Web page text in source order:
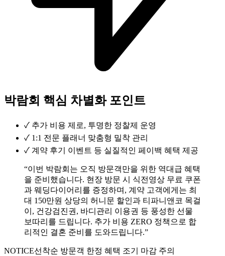
박람회 핵심 차별화 포인트
✓ 추가 비용 제로, 투명한 정찰제 운영
✓ 1:1 전문 플래너 맞춤형 밀착 관리
✓ 계약 후기 이벤트 등 실질적인 페이백 혜택 제공
“이번 박람회는 오직 방문객만을 위한 역대급 혜택
을 준비했습니다. 현장 방문 시 식전영상 무료 쿠폰
과 웨딩다이어리를 증정하며, 계약 고객에게는 최
대 150만원 상당의 허니문 할인과 티파니앤코 목걸
이, 건강검진권, 바디관리 이용권 등 풍성한 선물
보따리를 드립니다. 추가 비용 ZERO 정책으로 합
리적인 결혼 준비를 도와드립니다.”
NOTICE선착순 방문객 한정 혜택 조기 마감 주의